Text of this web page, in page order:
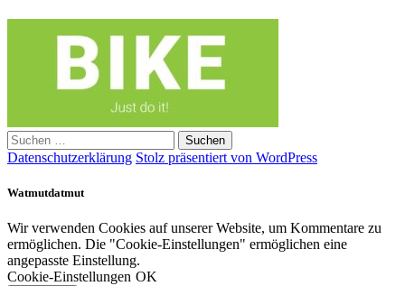
Suchen
nach:
Datenschutzerklärung Stolz präsentiert von WordPress
Watmutdatmut
Wir verwenden Cookies auf unserer Website, um Kommentare zu
ermöglichen. Die "Cookie-Einstellungen" ermöglichen eine
angepasste Einstellung.
Cookie-Einstellungen OK